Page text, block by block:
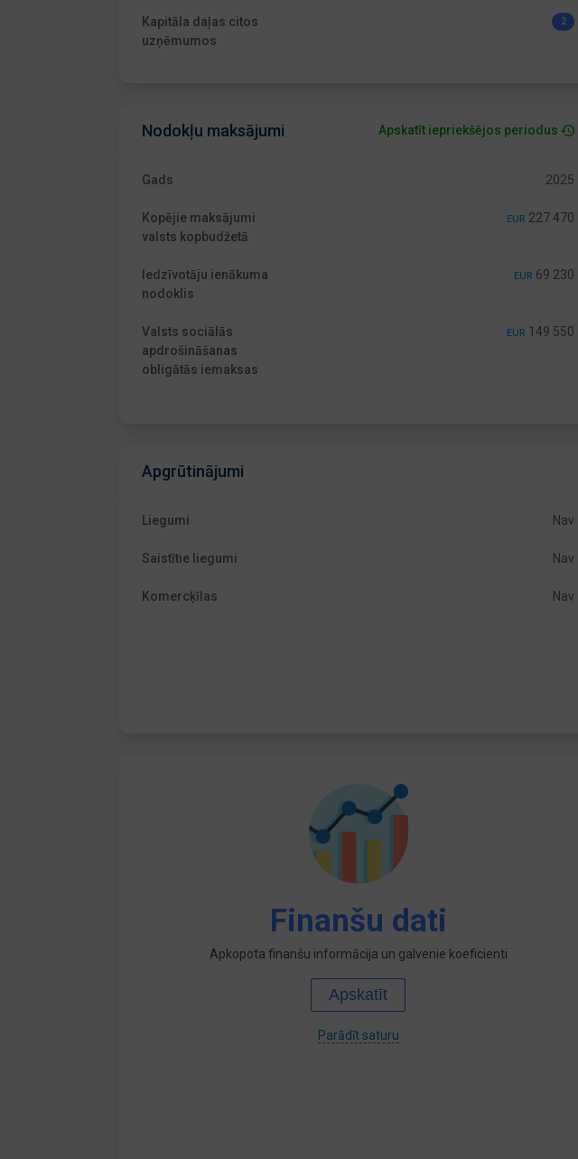
Kapitāla daļas citos
uzņēmumos
2
Nodokļu maksājumi Apskatīt iepriekšējos periodus
Gads 2025
Kopējie maksājumi
valsts kopbudžetā
EUR 227 470
Iedzīvotāju ienākuma
nodoklis
EUR 69 230
Valsts sociālās
apdrošināšanas
obligātās iemaksas
EUR 149 550
Apgrūtinājumi
Liegumi Nav
Saistītie liegumi Nav
Komercķīlas Nav
Finanšu dati
Apkopota finanšu informācija un galvenie koeficienti
Apskatīt
Parādīt saturu